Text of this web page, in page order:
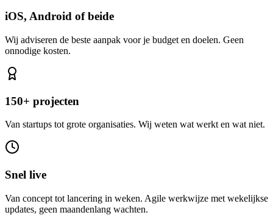
iOS, Android of beide
Wij adviseren de beste aanpak voor je budget en doelen. Geen
onnodige kosten.
150+ projecten
Van startups tot grote organisaties. Wij weten wat werkt en wat niet.
Snel live
Van concept tot lancering in weken. Agile werkwijze met wekelijkse
updates, geen maandenlang wachten.